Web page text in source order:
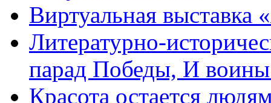
Виртуальная
Литературно-
парад Победы, И
Красота остается